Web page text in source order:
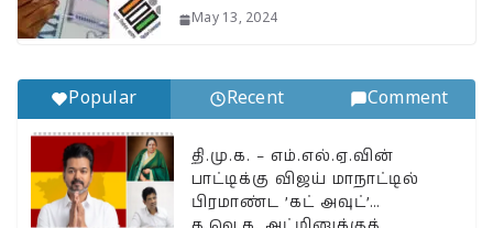
May 13, 2024
Popular Recent Comment
தி.மு.க. – எம்.எல்.ஏ.வின்
பாட்டிக்கு விஜய் மாநாட்டில்
பிரமாண்ட ’கட் அவுட்’…